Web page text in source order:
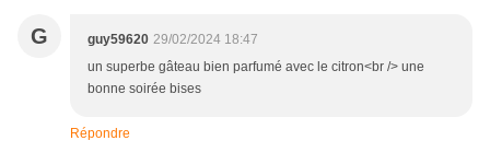
G guy59620 29/02/2024 18:47
un superbe gâteau bien parfumé avec le citron<br /> une
bonne soirée bises
Répondre